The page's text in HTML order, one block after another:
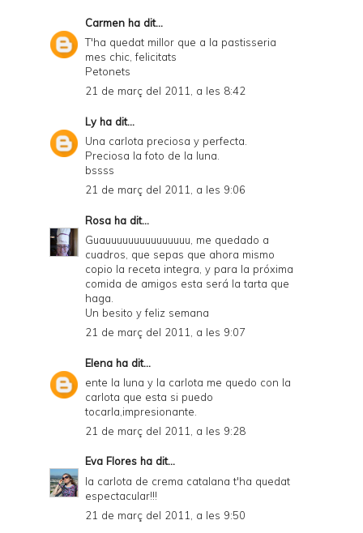
Carmen ha dit...
T'ha quedat millor que a la pastisseria
mes chic, felicitats
Petonets
21 de març del 2011, a les 8:42
Lyha dit...
Una carlota preciosa y perfecta.
Preciosa la foto de la luna.
bssss
21 de març del 2011, a les 9:06
Rosa ha dit...
Guauuuuuuuuuuuuuuu, me quedado a
cuadros, que sepas que ahora mismo
copio la receta integra, y para la próxima
comida de amigos esta será la tarta que
haga.
Un besito y feliz semana
21 de març del 2011, a les 9:07
Elena ha dit...
ente la luna y la carlota me quedo con la
carlota que esta si puedo
tocarla,impresionante.
21 de març del 2011, a les 9:28
Eva Flores ha dit...
la carlota de crema catalana t'ha quedat
espectacular!!!
21 de març del 2011, a les 9:50